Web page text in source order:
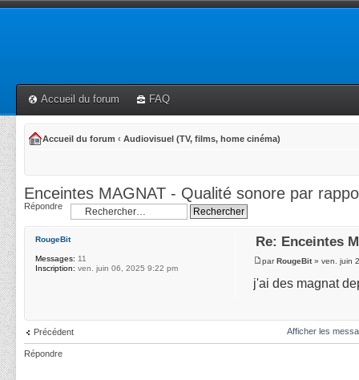
Accueil du forum FAQ
Accueil du forum ‹ Audiovisuel (TV, films, home cinéma)
Enceintes MAGNAT - Qualité sonore par
Répondre
Re: Enceintes
parRougeBit» ven. juin
j'ai des magnat
RougeBit
Messages: 11
Inscription: ven. juin 06, 2025 9:22 pm
Précédent Afficher les
Répondre